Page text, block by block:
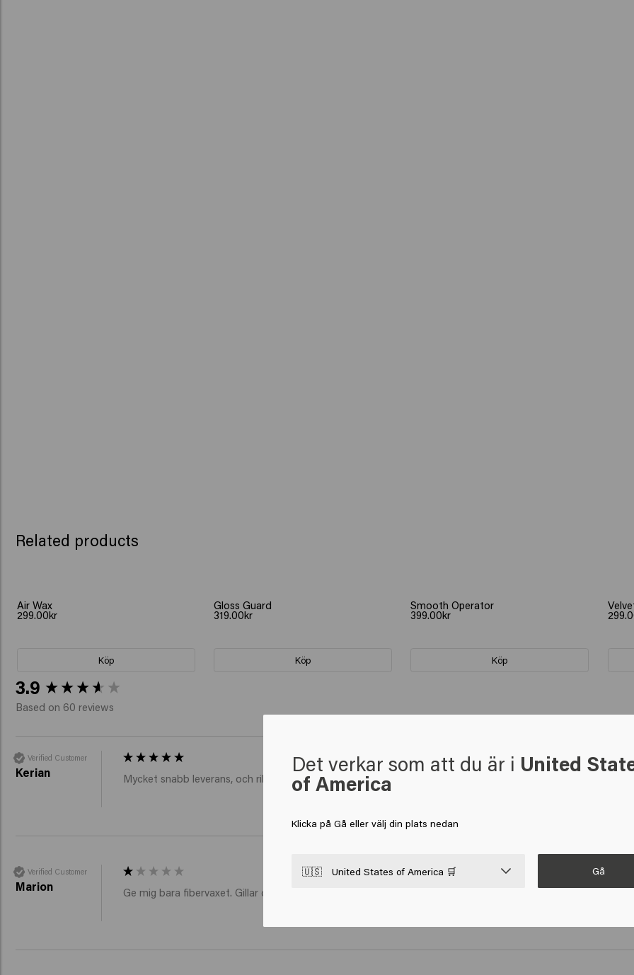
Related products
Air Wax
299.00kr
Köp
Gloss Guard
319.00kr
Köp
Smooth Operator
399.00kr
Köp
3.9
Based on 60 reviews
Verified Customer
Kerian Mycket snabb leverans, och riktigt bra produkt, hårets struktur förblir naturlig även efter applicering av vem vi
Verified Customer
Marion Ge mig bara fibervaxet. Gillar den produkten mycket bättre. Synd.
New content loaded
Det verkar som att du är i United
of America
Klicka på Gå eller välj din plats nedan
🇺🇸 United States of America 🛒 Gå